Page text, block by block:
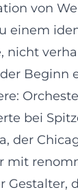
von
einem
nicht
Beginn
bei
der
mit
Gestalter,